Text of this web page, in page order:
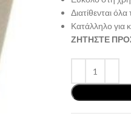
Διατίθενται
Κατάλληλο για
ΖΗΤΗΣΤΕ